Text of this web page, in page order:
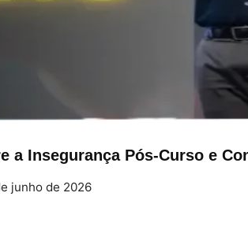
a Insegurança Pós‑Curso e
junho de 2026